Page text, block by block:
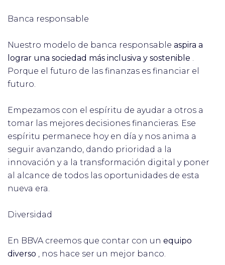
Banca responsable
Nuestro modelo de banca responsable aspira a
lograr una sociedad más inclusiva y sostenible .
Porque el futuro de las finanzas es financiar el
futuro.
Empezamos con el espíritu de ayudar a otros a
tomar las mejores decisiones financieras. Ese
espíritu permanece hoy en día y nos anima a
seguir avanzando, dando prioridad a la
innovación y a la transformación digital y poner
al alcance de todos las oportunidades de esta
nueva era.
Diversidad
En BBVA creemos que contar con un equipo
diverso , nos hace ser un mejor banco.